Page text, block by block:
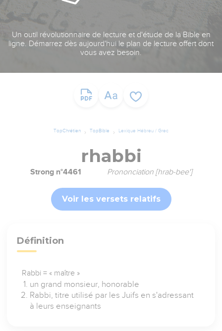
Un outil révolutionnaire de lecture et d'étude de la Bible en
ligne. Démarrez dès aujourd'hui le plan de lecture offert dont
vous avez besoin.
TopChrétien TopBible Lexique Hébreu / Grec
rhabbi
Strong n°4461 Prononciation [hrab-bee']
Voir les versets relatifs
Définition
Rabbi = « maître »
un grand monsieur, honorable
Rabbi, titre utilisé par les Juifs en s'adressant
à leurs enseignants